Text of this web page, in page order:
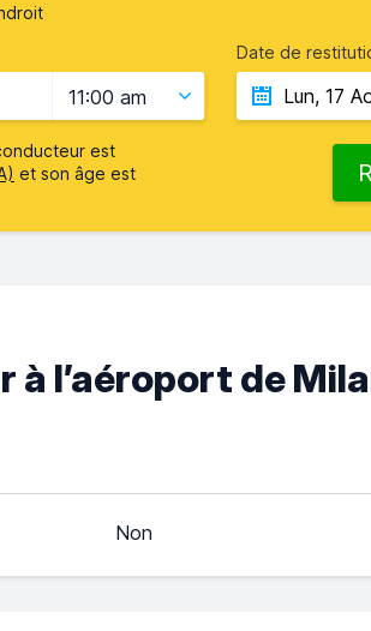
11:00 am
Date de
est
et son âge est
à l’aéroport de
Non